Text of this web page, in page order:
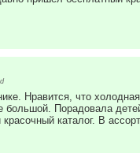
Нравится, что
Порадовала
каталог. В